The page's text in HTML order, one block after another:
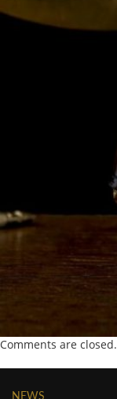
Comments are closed.
NEWS